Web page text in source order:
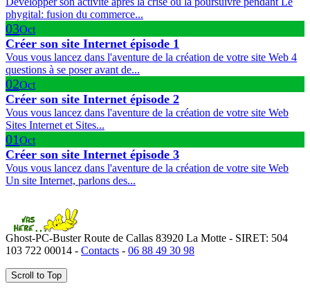
phygital: fusion du commerce...
03Oct
Créer son site Internet épisode 1
Vous vous lancez dans l'aventure de la création de votre site Web 4
questions à se poser avant de...
02Oct
Créer son site Internet épisode 2
Vous vous lancez dans l'aventure de la création de votre site Web
Sites Internet et Sites...
01Oct
Créer son site Internet épisode 3
Vous vous lancez dans l'aventure de la création de votre site Web
Un site Internet, parlons des...
Ghost-PC-Buster Route de Callas 83920 La Motte - SIRET: 504
103 722 00014 - Contacts - 06 88 49 30 98
Scroll to Top